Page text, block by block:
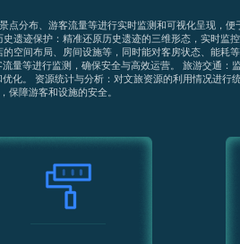
分布、游客流量等进行实时监测和可视化呈现，便
遗迹保护：精准还原历史遗迹的三维形态，实时监
空间布局、房间设施等，同时能对客房状态、能耗
量等进行监测，确保安全与高效运营。 旅游交通：
化。 资源统计与分析：对文旅资源的利用情况进行
保障游客和设施的安全。